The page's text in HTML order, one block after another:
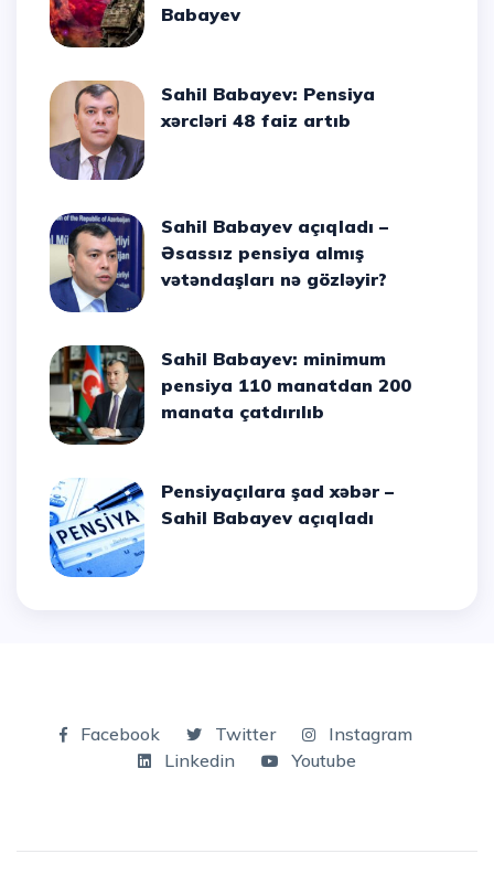
Babayev
Sahil Babayev: Pensiya
xərcləri 48 faiz artıb
Sahil Babayev açıqladı –
Əsassız pensiya almış
vətəndaşları nə gözləyir?
Sahil Babayev: minimum
pensiya 110 manatdan 200
manata çatdırılıb
Pensiyaçılara şad xəbər –
Sahil Babayev açıqladı
Facebook Twitter
Instagram
Linkedin
Youtube